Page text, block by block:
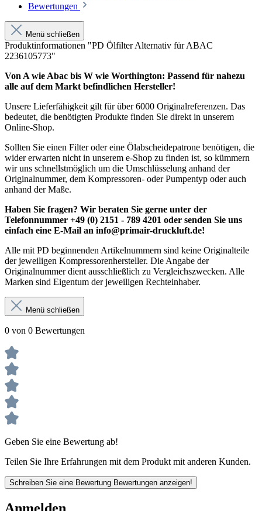
Bewertungen
Menü schließen
Produktinformationen "PD Ölfilter Alternativ für ABAC
2236105773"
Von A wie Abac bis W wie Worthington: Passend für nahezu
alle auf dem Markt befindlichen Hersteller!
Unsere Lieferfähigkeit gilt für über 6000 Originalreferenzen. Das
bedeutet, die benötigten Produkte finden Sie direkt in unserem
Online-Shop.
Sollten Sie einen Filter oder eine Ölabscheidepatrone benötigen, die
wider erwarten nicht in unserem e-Shop zu finden ist, so kümmern
wir uns schnellstmöglich um die Umschlüsselung anhand der
Originalnummer, dem Kompressoren- oder Pumpentyp oder auch
anhand der Maße.
Haben Sie fragen? Wir beraten Sie gerne unter der
Telefonnummer +49 (0) 2151 - 789 4201 oder senden Sie uns
einfach eine E-Mail an info@primair-druckluft.de!
Alle mit PD beginnenden Artikelnummern sind keine Originalteile
der jeweiligen Kompressorenhersteller. Die Angabe der
Originalnummer dient ausschließlich zu Vergleichszwecken. Alle
Marken sind Eigentum der jeweiligen Rechteinhaber.
Menü schließen
0 von 0 Bewertungen
Geben Sie eine Bewertung ab!
Teilen Sie Ihre Erfahrungen mit dem Produkt mit anderen Kunden.
Schreiben Sie eine Bewertung Bewertungen anzeigen!
Anmelden